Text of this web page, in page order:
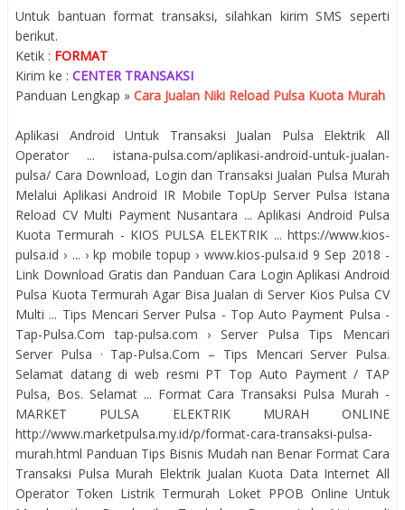
Untuk bantuan format transaksi, silahkan kirim SMS seperti
berikut.
Ketik : FORMAT
Kirim ke : CENTER TRANSAKSI
Panduan Lengkap » Cara Jualan Niki Reload Pulsa Kuota Murah
Aplikasi Android Untuk Transaksi Jualan Pulsa Elektrik All
Operator ... istana-pulsa.com/aplikasi-android-untuk-jualan-
pulsa/ Cara Download, Login dan Transaksi Jualan Pulsa Murah
Melalui Aplikasi Android IR Mobile TopUp Server Pulsa Istana
Reload CV Multi Payment Nusantara ... Aplikasi Android Pulsa
Kuota Termurah - KIOS PULSA ELEKTRIK ... https://www.kios-
pulsa.id › ... › kp mobile topup › www.kios-pulsa.id 9 Sep 2018 -
Link Download Gratis dan Panduan Cara Login Aplikasi Android
Pulsa Kuota Termurah Agar Bisa Jualan di Server Kios Pulsa CV
Multi ... Tips Mencari Server Pulsa - Top Auto Payment Pulsa -
Tap-Pulsa.Com tap-pulsa.com › Server Pulsa Tips Mencari
Server Pulsa · Tap-Pulsa.Com – Tips Mencari Server Pulsa.
Selamat datang di web resmi PT Top Auto Payment / TAP
Pulsa, Bos. Selamat ... Format Cara Transaksi Pulsa Murah -
MARKET PULSA ELEKTRIK MURAH ONLINE
http://www.marketpulsa.my.id/p/format-cara-transaksi-pulsa-
murah.html Panduan Tips Bisnis Mudah nan Benar Format Cara
Transaksi Pulsa Murah Elektrik Jualan Kuota Data Internet All
Operator Token Listrik Termurah Loket PPOB Online Untuk